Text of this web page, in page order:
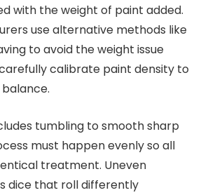
with the weight of paint added.
use alternative methods like
to avoid the weight issue
calibrate paint density to
tumbling to smooth sharp
must happen evenly so all
treatment. Uneven
dice that roll differently